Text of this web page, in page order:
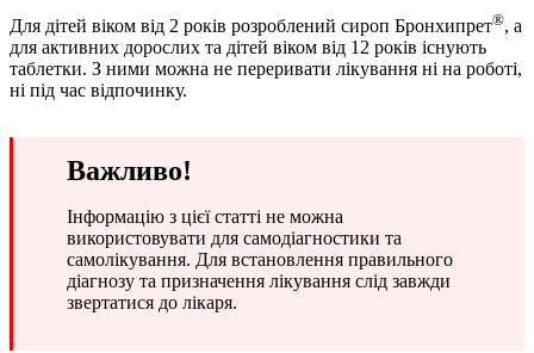
Для дітей віком від 2 років розроблений сироп Бронхипрет®, а
для активних дорослих та дітей віком від 12 років існують
таблетки. З ними можна не переривати лікування ні на роботі,
ні під час відпочинку.
Важливо!
Інформацію з цієї статті не можна
використовувати для самодіагностики та
самолікування. Для встановлення правильного
діагнозу та призначення лікування слід завжди
звертатися до лікаря.